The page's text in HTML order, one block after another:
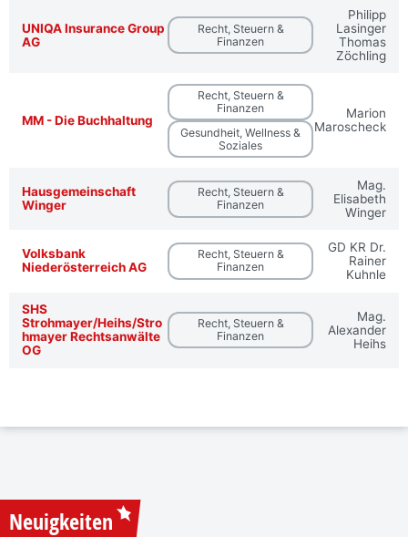
UNIQA Insurance Group
AG
Recht, Steuern &
Finanzen
Philipp
Lasinger
Thomas
Zöchling
MM - Die Buchhaltung
Recht, Steuern &
Finanzen
Gesundheit, Wellness &
Soziales
Marion
Maroscheck
Hausgemeinschaft
Winger
Recht, Steuern &
Finanzen
Mag.
Elisabeth
Winger
Volksbank
Niederösterreich AG
Recht, Steuern &
Finanzen
GD KR Dr.
Rainer
Kuhnle
SHS
Strohmayer/Heihs/Stro
hmayer Rechtsanwälte
OG
Recht, Steuern &
Finanzen
Mag.
Alexander
Heihs
Neuigkeiten